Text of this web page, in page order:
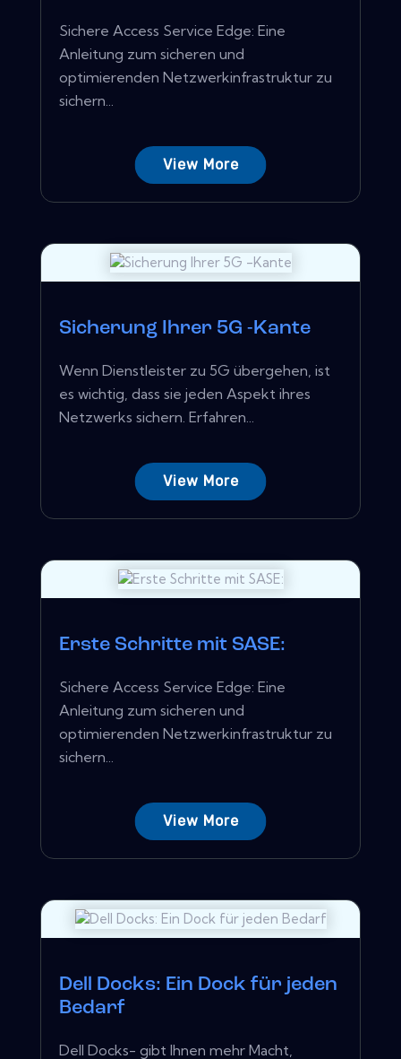
Sichere Access Service Edge: Eine
Anleitung zum sicheren und
optimierenden Netzwerkinfrastruktur zu
sichern...
View More
Sicherung Ihrer 5G -Kante
Wenn Dienstleister zu 5G übergehen, ist
es wichtig, dass sie jeden Aspekt ihres
Netzwerks sichern. Erfahren...
View More
Erste Schritte mit SASE:
Sichere Access Service Edge: Eine
Anleitung zum sicheren und
optimierenden Netzwerkinfrastruktur zu
sichern...
View More
Dell Docks: Ein Dock für jeden
Bedarf
Dell Docks- gibt Ihnen mehr Macht,